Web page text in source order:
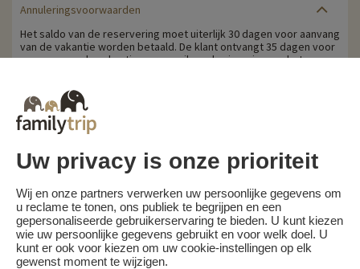
Annuleringsvoorwaarden
Het saldo van de reservering moet uiterlijk 30 dagen voor aanvang
van de vakantie worden betaald. De klant ontvangt 35 dagen voor
aanvang van de vakantie per e-mail een herinnering om het
Annuleringskosten worden berekend op basis van de volgende
schaal:
- Annulering 30 dagen of meer voor aanvang van het verblijf:
aanbetaling behouden
- Annulering minder dan 30 dagen voor aanvang van het verblijf:
100% van de reissom.
Familytrip raadt u aan een annuleringsverzekering af te sluiten bij
haar partner AREAS Assurances. Schrijf je in op het moment van de
boeking of binnen 24 uur na de boeking per telefoon.
Uw privacy is onze prioriteit
Wij en onze partners verwerken uw persoonlijke gegevens om
u reclame te tonen, ons publiek te begrijpen en een
gepersonaliseerde gebruikerservaring te bieden. U kunt kiezen
wie uw persoonlijke gegevens gebruikt en voor welk doel. U
kunt er ook voor kiezen om uw cookie-instellingen op elk
gewenst moment te wijzigen.